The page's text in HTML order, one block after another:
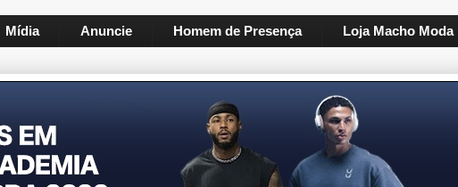
Mídia Anuncie Homem de Presença Loja Macho Moda